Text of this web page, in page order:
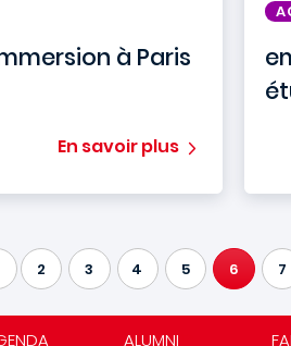
à Paris
En savoir plus
2 3 4 5 PAGE
6 7
ALUMNI